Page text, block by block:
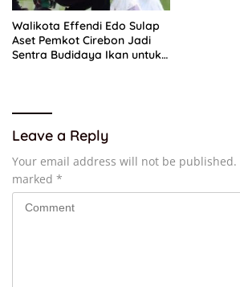
Walikota Effendi Edo Sulap
Aset Pemkot Cirebon Jadi
Sentra Budidaya Ikan untuk
Leave a Reply
Your email address will not be published.
marked *